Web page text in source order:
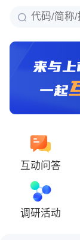
互动问答
调研活动